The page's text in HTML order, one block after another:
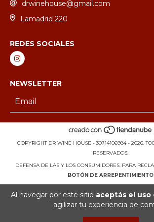
Al navegar por este sitio aceptás el uso
agilizar tu experiencia de
drwinehouse@gmail.com
Lamadrid 220
REDES SOCIALES
NEWSLETTER
COPYRIGHT DR WINE HOUSE - 30714106984 - 2026.
RESERVADOS.
DEFENSA DE LAS Y LOS CONSUMIDORES. PARA
BOTÓN DE ARREPENTIMIENTO